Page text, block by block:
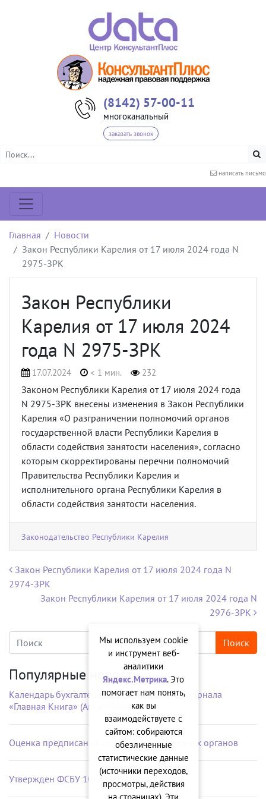
(8142) 57-00-11
многоканальный
заказать звонок
написать письмо
Главная
Новости
Закон Республики Карелия от 17 июля 2024 года N
2975-ЗРК
Закон Республики
Карелия от 17 июля 2024
года N 2975-ЗРК
17.07.2024 < 1 мин. 232
Законом Республики Карелия от 17 июля 2024 года
N 2975-ЗРК внесены изменения в Закон Республики
Карелия «О разграничении полномочий органов
государственной власти Республики Карелия в
области содействия занятости населения», согласно
которым скорректированы перечни полномочий
Правительства Республики Карелия и
исполнительного органа Республики Карелия в
области содействия занятости населения.
Законодательство Республики Карелия
Навигация по записям
Закон Республики Карелия от 17 июля 2024 года N
2974-ЗРК
Закон Республики Карелия от 17 июля 2024 года N
2976-ЗРК
Популярные новости
Календарь бухгалтера на рабочий стол от журнала
«Главная Книга» (Август 2026 г.)
Оценка предписаний контрольно-надзорных органов
Утвержден ФСБУ 10/2026 «Расходы»
Мы используем cookie
и инструмент веб-
аналитики
Яндекс.Метрика. Это
помогает нам понять,
как вы
взаимодействуете с
сайтом: собираются
обезличенные
статистические данные
(источники переходов,
просмотры, действия